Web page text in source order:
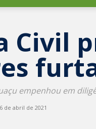
Civil
empenhou em
de abril de 2021